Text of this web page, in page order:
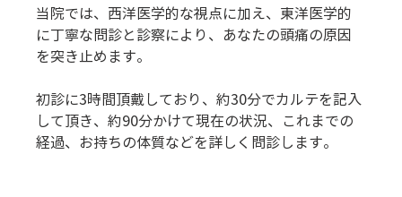
当院では、西洋医学的な視点に加え、東洋医学的
に丁寧な問診と診察により、あなたの頭痛の原因
を突き止めます。
初診に3時間頂戴しており、約30分でカルテを記入
して頂き、約90分かけて現在の状況、これまでの
経過、お持ちの体質などを詳しく問診します。